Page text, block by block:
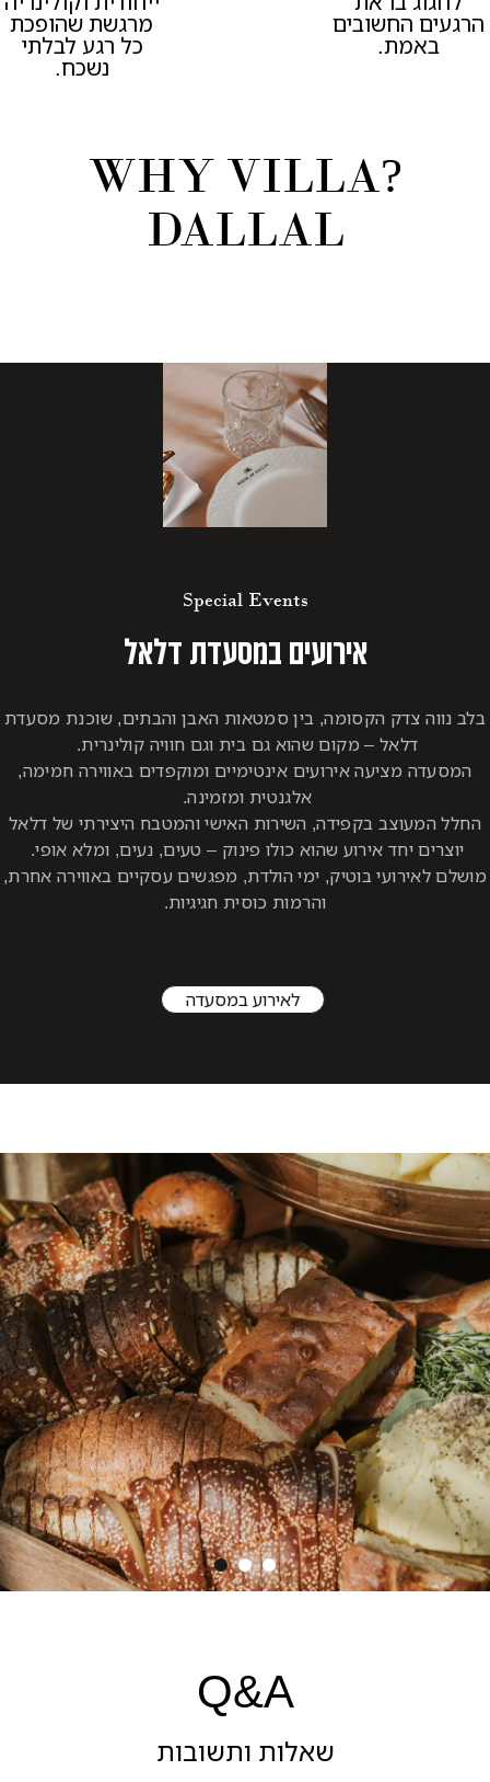
הרגעים החשובים
באמת.
מרגשת שהופכת
כל רגע לבלתי
נשכח.
?WHY VILLA
DALLAL
Special Events
אירועים במסעדת דלאל
בלב נווה צדק הקסומה, בין סמטאות האבן והבתים, שוכנת מסעדת
דלאל – מקום שהוא גם בית וגם חוויה קולינרית.
המסעדה מציעה אירועים אינטימיים ומוקפדים באווירה חמימה,
אלגנטית ומזמינה.
החלל המעוצב בקפידה, השירות האישי והמטבח היצירתי של דלאל
יוצרים יחד אירוע שהוא כולו פינוק – טעים, נעים, ומלא אופי.
מושלם לאירועי בוטיק, ימי הולדת, מפגשים עסקיים באווירה אחרת,
והרמות כוסית חגיגיות.
קרא
Events
לאירוע במסעדה
Q&A
שאלות ותשובות